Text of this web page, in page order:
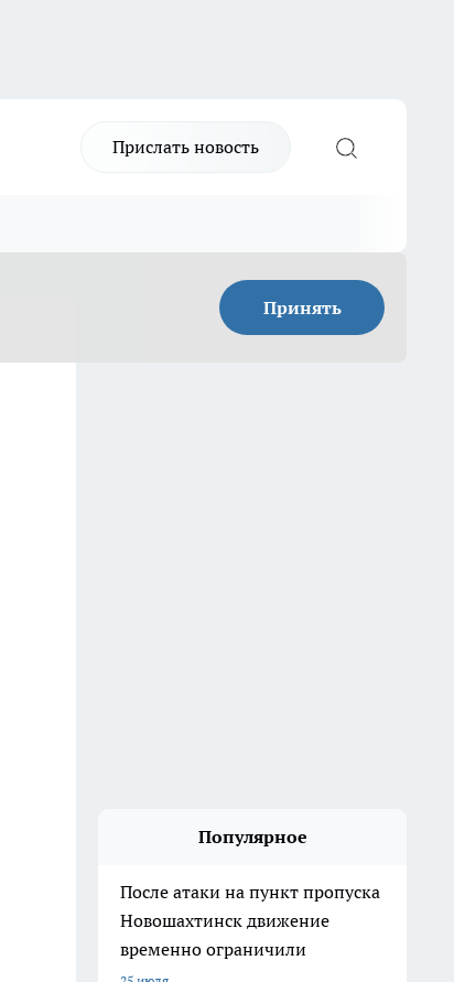
Прислать новость
Принять
Популярное
После атаки на пункт пропуска
Новошахтинск движение
временно ограничили